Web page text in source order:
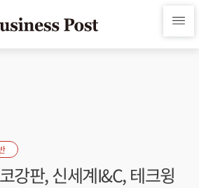
강판, 신세계I&C, 테크윙